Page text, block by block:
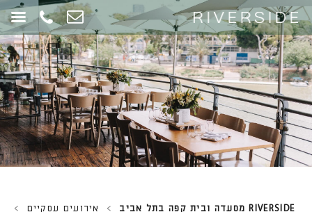
RIVERSIDE מסעדה ובית קפה בתל אביב > אירועים עסקיים
>